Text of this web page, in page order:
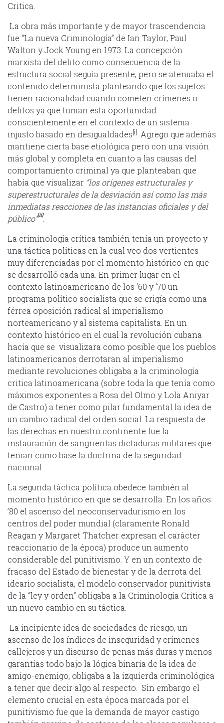
Critica.
La obra más importante y de mayor trascendencia
fue “La nueva Criminología” de Ian Taylor, Paul
Walton y Jock Young en 1973. La concepción
marxista del delito como consecuencia de la
estructura social seguía presente, pero se atenuaba el
contenido determinista planteando que los sujetos
tienen racionalidad cuando cometen crímenes o
delitos ya que toman esta oportunidad
conscientemente en el contexto de un sistema
injusto basado en desigualdades[i]
. Agrego que además
mantiene cierta base etiológica pero con una visión
más global y completa en cuanto a las causas del
comportamiento criminal ya que planteaban que
había que visualizar “los orígenes estructurales y
superestructurales de la desviación así como las más
inmediatas reacciones de las instancias oficiales y del
público”[ii].
La criminología crítica también tenía un proyecto y
una táctica políticas en la cual veo dos vertientes
muy diferenciadas por el momento histórico en que
se desarrolló cada una. En primer lugar en el
contexto latinoamericano de los ’60 y ’70 un
programa político socialista que se erigía como una
férrea oposición radical al imperialismo
norteamericano y al sistema capitalista. En un
contexto histórico en el cual la revolución cubana
hacía que se visualizara como posible que los pueblos
latinoamericanos derrotaran al imperialismo
mediante revoluciones obligaba a la criminología
critica latinoamericana (sobre toda la que tenía como
máximos exponentes a Rosa del Olmo y Lola Aniyar
de Castro) a tener como pilar fundamental la idea de
un cambio radical del orden social. La respuesta de
las derechas en nuestro continente fue la
instauración de sangrientas dictaduras militares que
tenian como base la doctrina de la seguridad
nacional.
La segunda táctica política obedece también al
momento histórico en que se desarrolla. En los años
’80 el ascenso del neoconservadurismo en los
centros del poder mundial (claramente Ronald
Reagan y Margaret Thatcher expresan el carácter
reaccionario de la época) produce un aumento
considerable del punitivismo. Y en un contexto de
fracaso del Estado de bienestar y de la derrota del
ideario socialista, el modelo conservador punitivista
de la “ley y orden” obligaba a la Criminología Critica a
un nuevo cambio en su táctica.
La incipiente idea de sociedades de riesgo, un
ascenso de los índices de inseguridad y crímenes
callejeros y un discurso de penas más duras y menos
garantías todo bajo la lógica binaria de la idea de
amigo-enemigo, obligaba a la izquierda criminológica
a tener que decir algo al respecto. Sin embargo el
elemento crucial en esta época marcada por el
punitivismo fue que la demanda de mayor castigo